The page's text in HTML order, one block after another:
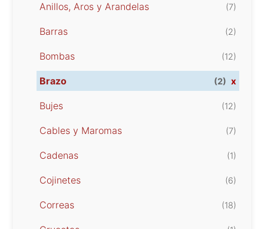
Anillos, Aros y Arandelas (7)
Barras (2)
Bombas (12)
Brazo (2) x
Bujes (12)
Cables y Maromas (7)
Cadenas (1)
Cojinetes (6)
Correas (18)